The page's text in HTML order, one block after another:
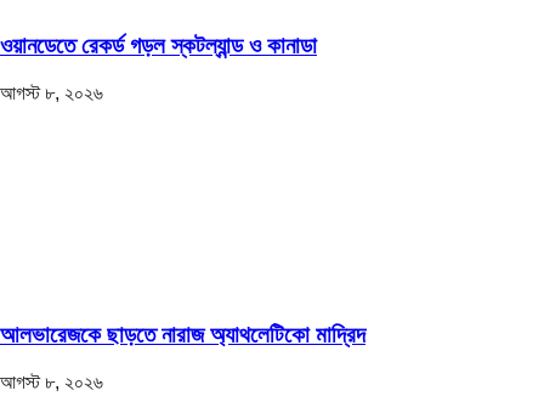
ওয়ানডেতে রেকর্ড গড়ল স্কটল্যান্ড ও কানাডা
আগস্ট ৮, ২০২৬
আলভারেজকে ছাড়তে নারাজ অ্যাথলেটিকো মাদ্রিদ
আগস্ট ৮, ২০২৬